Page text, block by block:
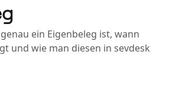
ein Eigenbeleg ist, wann
und wie man diesen in sevdesk